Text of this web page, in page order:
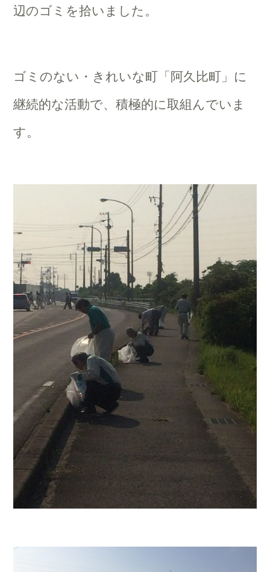
辺のゴミを拾いました。
ゴミのない・きれいな町「阿久比町」に
継続的な活動で、積極的に取組んでいま
す。